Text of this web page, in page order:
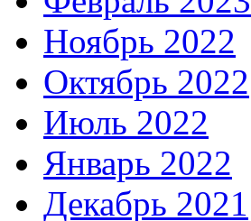
Ноябрь 2022
Октябрь 2022
Июль 2022
Январь 2022
Декабрь 2021